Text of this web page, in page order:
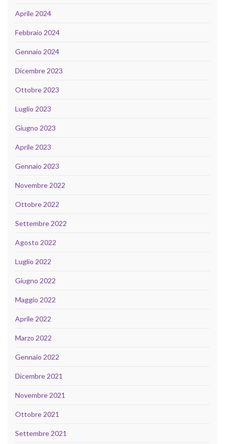
Aprile 2024
Febbraio 2024
Gennaio 2024
Dicembre 2023
Ottobre 2023
Luglio 2023
Giugno 2023
Aprile 2023
Gennaio 2023
Novembre 2022
Ottobre 2022
Settembre 2022
Agosto 2022
Luglio 2022
Giugno 2022
Maggio 2022
Aprile 2022
Marzo 2022
Gennaio 2022
Dicembre 2021
Novembre 2021
Ottobre 2021
Settembre 2021